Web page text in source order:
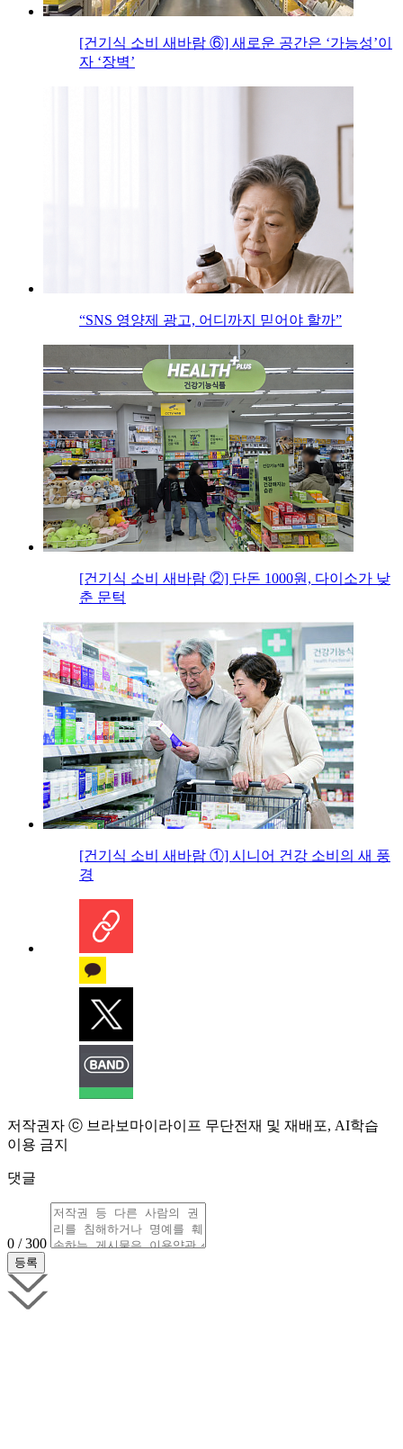
[건기식 소비 새바람 ⑥] 새로운 공간은 ‘가능성’이
자 ‘장벽’
“SNS 영양제 광고, 어디까지 믿어야 할까”
[건기식 소비 새바람 ②] 단돈 1000원, 다이소가 낮
춘 문턱
[건기식 소비 새바람 ①] 시니어 건강 소비의 새 풍
경
저작권자 ⓒ 브라보마이라이프 무단전재 및 재배포, AI학습
이용 금지
댓글
0 / 300